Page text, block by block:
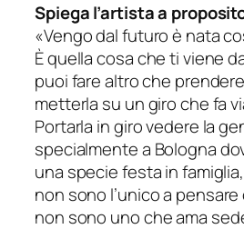
Spiega l’artista a
«Vengo dal futuro è nata
È quella cosa che ti viene
puoi fare altro che
metterla su un giro che fa
Portarla in giro vedere la
specialmente a Bologna
una specie festa in
non sono l’unico a
non sono uno che ama